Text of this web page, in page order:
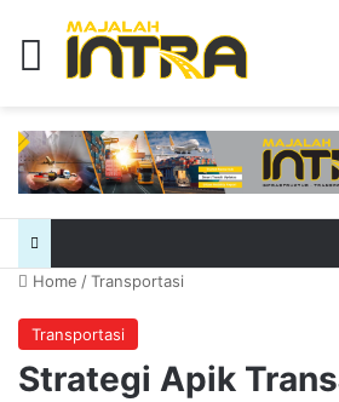
Menu
Home /Transportasi
Transportasi
Strategi Apik